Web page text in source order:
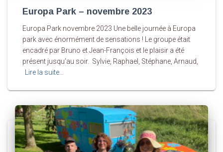
Europa Park – novembre 2023
Europa Park novembre 2023 Une belle journée à Europa
park avec énormément de sensations ! Le groupe était
encadré par Bruno et Jean-François et le plaisir a été
présent jusqu’au soir. Sylvie, Raphael, Stéphane, Arnaud,
Lire la suite…